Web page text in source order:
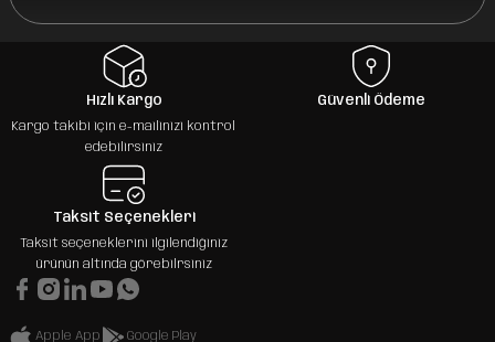
Hızlı Kargo
Kargo takibi için e-mailinizi kontrol
edebilirsiniz
Güvenli Ödeme
Taksit Seçenekleri
Taksit seçeneklerini ilgilendiğiniz
ürünün altında görebilrsiniz
Apple App Google Play